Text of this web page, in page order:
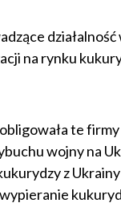
działalność
na rynku
te
wojny na
z Ukrainy